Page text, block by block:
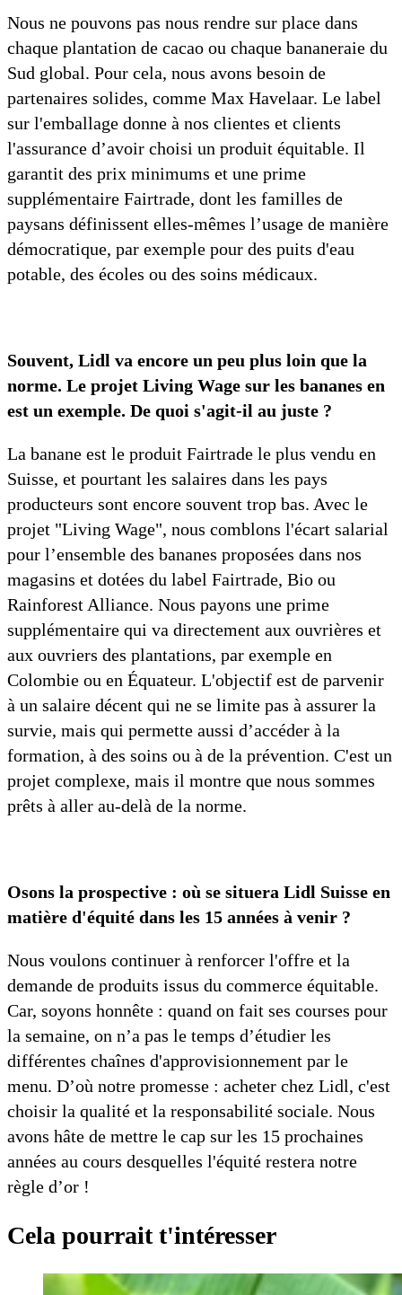
Nous ne pouvons pas nous rendre sur place dans
chaque plantation de cacao ou chaque bananeraie du
Sud global. Pour cela, nous avons besoin de
partenaires solides, comme Max Havelaar. Le label
sur l'emballage donne à nos clientes et clients
l'assurance d’avoir choisi un produit équitable. Il
garantit des prix minimums et une prime
supplémentaire Fairtrade, dont les familles de
paysans définissent elles-mêmes l’usage de manière
démocratique, par exemple pour des puits d'eau
potable, des écoles ou des soins médicaux.
Souvent, Lidl va encore un peu plus loin que la
norme. Le projet Living Wage sur les bananes en
est un exemple. De quoi s'agit-il au juste ?
La banane est le produit Fairtrade le plus vendu en
Suisse, et pourtant les salaires dans les pays
producteurs sont encore souvent trop bas. Avec le
projet "Living Wage", nous comblons l'écart salarial
pour l’ensemble des bananes proposées dans nos
magasins et dotées du label Fairtrade, Bio ou
Rainforest Alliance. Nous payons une prime
supplémentaire qui va directement aux ouvrières et
aux ouvriers des plantations, par exemple en
Colombie ou en Équateur. L'objectif est de parvenir
à un salaire décent qui ne se limite pas à assurer la
survie, mais qui permette aussi d’accéder à la
formation, à des soins ou à de la prévention. C'est un
projet complexe, mais il montre que nous sommes
prêts à aller au-delà de la norme.
Osons la prospective : où se situera Lidl Suisse en
matière d'équité dans les 15 années à venir ?
Nous voulons continuer à renforcer l'offre et la
demande de produits issus du commerce équitable.
Car, soyons honnête : quand on fait ses courses pour
la semaine, on n’a pas le temps d’étudier les
différentes chaînes d'approvisionnement par le
menu. D’où notre promesse : acheter chez Lidl, c'est
choisir la qualité et la responsabilité sociale. Nous
avons hâte de mettre le cap sur les 15 prochaines
années au cours desquelles l'équité restera notre
règle d’or !
Cela pourrait t'intéresser